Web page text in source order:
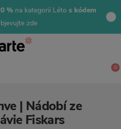
% na kategorii Léto s kódem
zde
0
| Nádobí ze
Fiskars